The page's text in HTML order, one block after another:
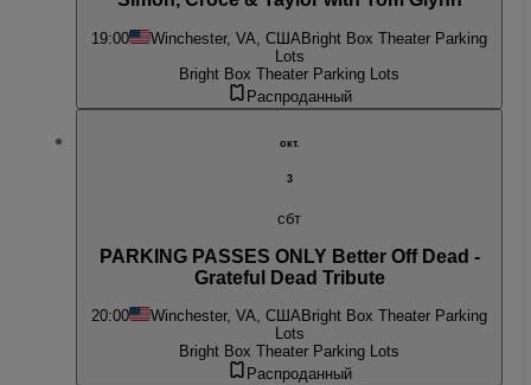
19:00 Winchester, VA, США Bright Box Theater Parking
Lots
Bright Box Theater Parking Lots
Распроданный
окт.
3
сбт
PARKING PASSES ONLY Better Off Dead -
Grateful Dead Tribute
20:00 Winchester, VA, СШАBright Box Theater Parking
Lots
Bright Box Theater Parking Lots
Распроданный